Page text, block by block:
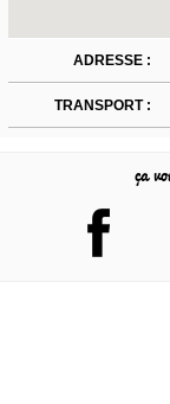
ADRESSE :
TRANSPORT :
ça